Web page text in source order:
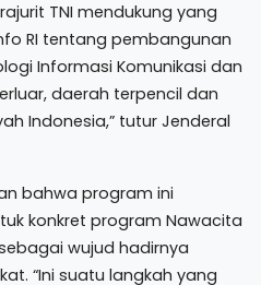
TNI mendukung yang
RI tentang pembangunan
Informasi Komunikasi dan
daerah terpencil dan
Indonesia,” tutur Jenderal
bahwa program ini
konkret program Nawacita
wujud hadirnya
“Ini suatu langkah yang